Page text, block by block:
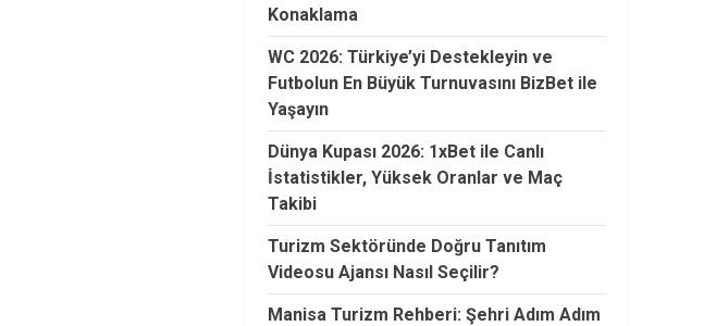
Konaklama
WC 2026: Türkiye’yi Destekleyin ve
Futbolun En Büyük Turnuvasını BizBet ile
Yaşayın
Dünya Kupası 2026: 1xBet ile Canlı
İstatistikler, Yüksek Oranlar ve Maç
Takibi
Turizm Sektöründe Doğru Tanıtım
Videosu Ajansı Nasıl Seçilir?
Manisa Turizm Rehberi: Şehri Adım Adım